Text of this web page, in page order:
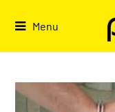
Menu